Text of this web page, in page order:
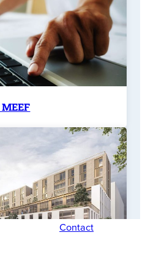
Contact